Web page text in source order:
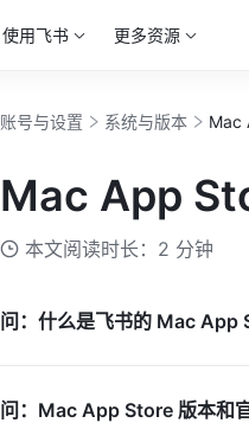
使用飞书 更多资源
账号与设置 系统与版本 Mac
Mac App
本文阅读时长：2 分钟
问：什么是飞书的 Mac App
问：Mac App Store 版本和